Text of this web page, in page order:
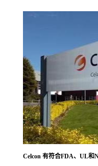
Celcon 有符合FDA、UL和